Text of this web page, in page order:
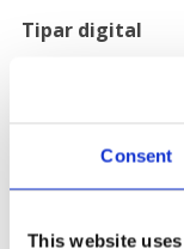
Consent
This website
Tipar digital
design inclus